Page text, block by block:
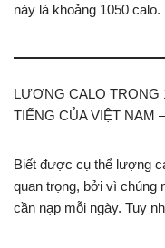
này là khoảng 1050 calo.
LƯỢNG CALO TRONG
TIẾNG CỦA VIỆT NAM
Biết được cụ thể lượng
quan trọng, bởi vì
cần nạp mỗi ngày. Tuy